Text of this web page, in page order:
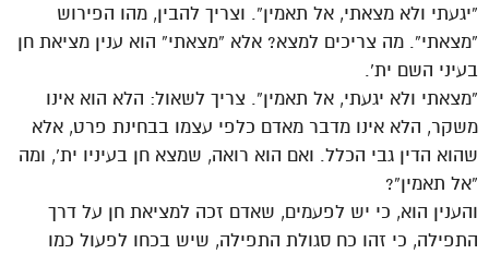
“יגעתי ולא מצאתי, אל תאמין”. וצריך להבין, מהו הפירוש
“מצאתי”. מה צריכים למצא? אלא “מצאתי” הוא ענין מציאת חן
בעיני השם ית’.
“מצאתי ולא יגעתי, אל תאמין”. צריך לשאול: הלא הוא אינו
משקר, הלא אינו מדבר מאדם כלפי עצמו בבחינת פרט, אלא
שהוא הדין גבי הכלל. ואם הוא רואה, שמצא חן בעיניו ית’, ומה
“אל תאמין”?
והענין הוא, כי יש לפעמים, שאדם זכה למציאת חן על דרך
התפילה, כי זהו כח סגולת התפילה, שיש בכחו לפעול כמו